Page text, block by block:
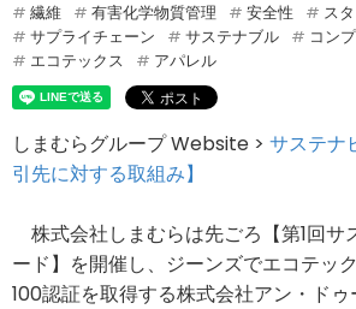
繊維 有害化学物質管理 安全性
ス
サプライチェーン
サステナブル
コン
エコテックス
アパレル
しまむらグループ Website > サステナ
引先に対する取組み】
株式会社しまむらは先ごろ【第1回サ
ード】を開催し、ジーンズでエコテッ
100認証を取得する株式会社アン・ドゥ